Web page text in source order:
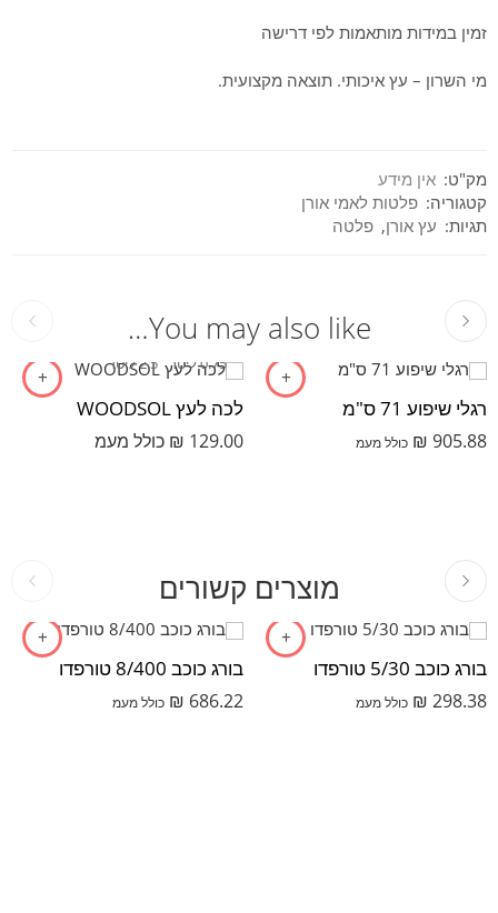
זמין במידות מותאמות לפי דרישה
מי השרון – עץ איכותי. תוצאה מקצועית.
מק"ט: אין מידע
קטגוריה: פלטות לאמי אורן
תגיות: עץ אורן, פלטה
You may also like…
רגלי שיפוע 71 ס"מ
905.88
₪ כולל מעמ
0.75 ליטר 2.5 ליטר
לכה לעץ WOODSOL
129.00
₪ כולל מעמ
מוצרים קשורים
בורג כוכב 5/30 טורפדו
298.38
₪ כולל מעמ
בורג כוכב 8/400 טורפדו
686.22
₪ כולל מעמ